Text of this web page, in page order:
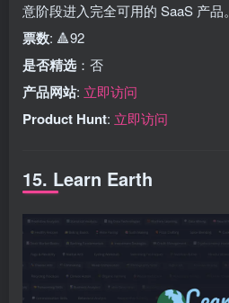
意阶段进入完全可用的 SaaS 产品。
票数: 🔺92
是否精选 ：否
产品网站: 立即访问
Product Hunt: 立即访问
15. Learn Earth